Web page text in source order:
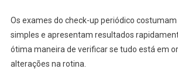
Os exames do check-up periódico
simples e apresentam resultados
ótima maneira de verificar se tudo está em
alterações na rotina.